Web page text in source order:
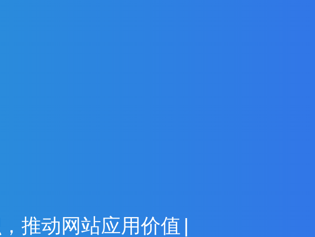
， 推动 网站应用价值